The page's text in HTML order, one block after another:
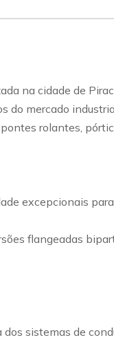
na cidade de
do mercado
rolantes,
excepcionais
flangeadas
sistemas de